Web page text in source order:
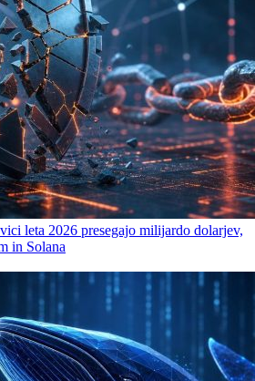
leta 2026 presegajo milijardo dolarjev,
in Solana